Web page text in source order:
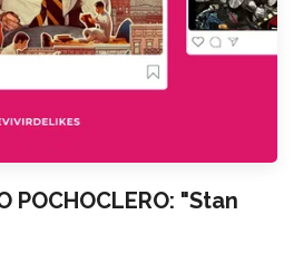
POCHOCLERO: "Stan